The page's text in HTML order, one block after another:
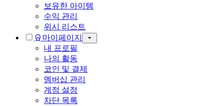
보유한 아이템
수익 관리
위시 리스트
마이페이지
내 프로필
나의 활동
코인 및 결제
멤버십 관리
계정 설정
차단 목록